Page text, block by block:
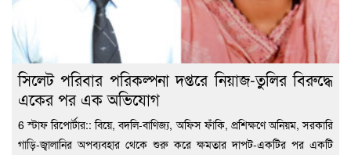
সিলেট পরিবার পরিকল্পনা দপ্তরে নিয়াজ-তুলির বিরুদ্ধে
একের পর এক অভিযোগ
6 স্টাফ রিপোর্টার:: বিয়ে, বদলি-বাণিজ্য, অফিস ফাঁকি, প্রশিক্ষণে অনিয়ম, সরকারি
গাড়ি-জ্বালানির অপব্যবহার থেকে শুরু করে ক্ষমতার দাপট-একটির পর একটি